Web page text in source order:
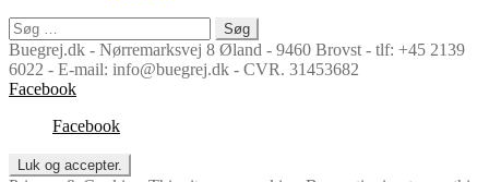
Søg
efter:
Buegrej.dk - Nørremarksvej 8 Øland - 9460 Brovst - tlf: +45 2139
6022 - E-mail: info@buegrej.dk - CVR. 31453682
Facebook
Facebook